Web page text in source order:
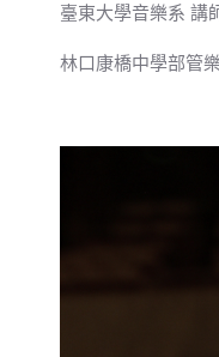
臺東大學音樂系 講
林口康橋中學部管